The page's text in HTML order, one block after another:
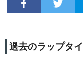
過去のラップタ